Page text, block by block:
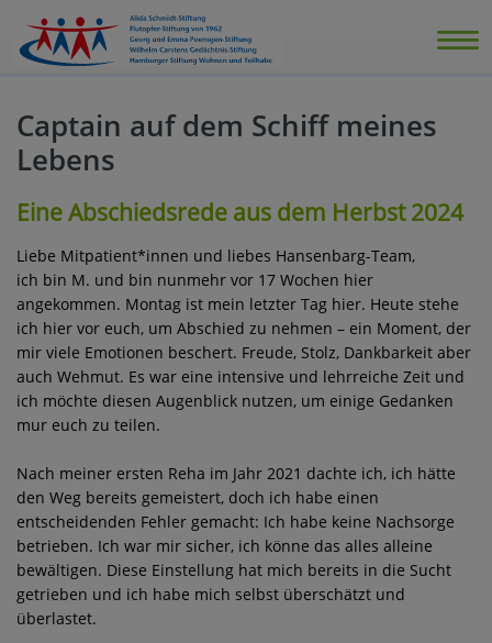
Captain auf dem Schiff meines
Lebens
Eine Abschiedsrede aus dem Herbst 2024
Liebe Mitpatient*innen und liebes Hansenbarg-Team,
ich bin M. und bin nunmehr vor 17 Wochen hier
angekommen. Montag ist mein letzter Tag hier. Heute stehe
ich hier vor euch, um Abschied zu nehmen – ein Moment, der
mir viele Emotionen beschert. Freude, Stolz, Dankbarkeit aber
auch Wehmut. Es war eine intensive und lehrreiche Zeit und
ich möchte diesen Augenblick nutzen, um einige Gedanken
mur euch zu teilen.
Nach meiner ersten Reha im Jahr 2021 dachte ich, ich hätte
den Weg bereits gemeistert, doch ich habe einen
entscheidenden Fehler gemacht: Ich habe keine Nachsorge
betrieben. Ich war mir sicher, ich könne das alles alleine
bewältigen. Diese Einstellung hat mich bereits in die Sucht
getrieben und ich habe mich selbst überschätzt und
überlastet.